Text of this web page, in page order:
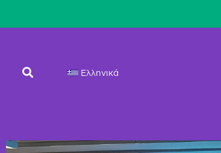
Ελληνικά